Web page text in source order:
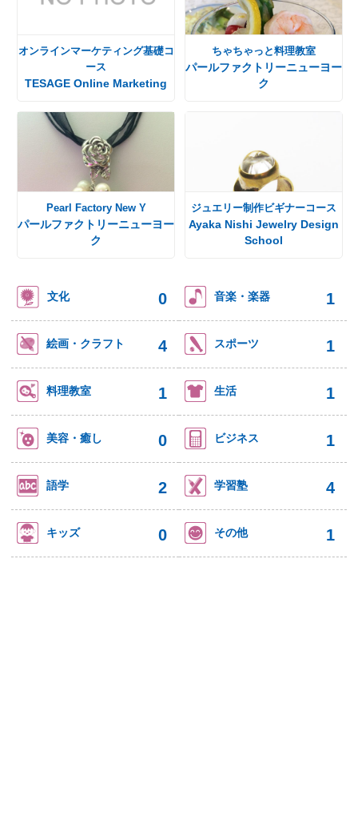
オンラインマーケティング基礎コ
ース
TESAGE Online Marketing
ちゃちゃっと料理教室
パールファクトリーニューヨー
ク
Pearl Factory New Y
パールファクトリーニューヨー
ク
ジュエリー制作ビギナーコース
Ayaka Nishi Jewelry Design
School
文化 0 音楽・楽器 1
絵画・クラフト 4 スポーツ 1
料理教室 1 生活 1
美容・癒し 0 ビジネス 1
語学 2 学習塾 4
キッズ 0 その他 1